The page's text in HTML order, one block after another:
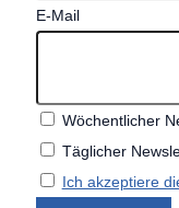
E-Mail
Wöchentlicher
Täglicher
Ich akzeptiere